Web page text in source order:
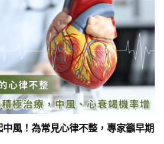
中風！為常見心律不整，專家籲早期